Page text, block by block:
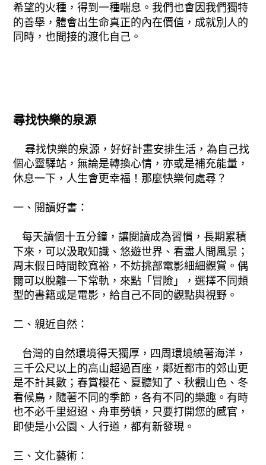
希望的火種，得到一種喘息。我們也會因我們獨特
的善舉，體會出生命真正的內在價值，成就別人的
同時，也間接的渡化自己。
尋找快樂的泉源
尋找快樂的泉源，好好計畫安排生活，為自己找
個心靈驛站，無論是轉換心情，亦或是補充能量，
休息一下，人生會更幸福！那麼快樂何處尋？
一、閱讀好書：
每天讀個十五分鐘，讓閱讀成為習慣，長期累積
下來，可以汲取知識、悠遊世界、看盡人間風景；
周末假日時間較寬裕，不妨挑部電影細細觀賞。偶
爾可以脫離一下常軌，來點「冒險」，選擇不同類
型的書籍或是電影，給自己不同的觀點與視野。
二、親近自然：
台灣的自然環境得天獨厚，四周環境繞著海洋，
三千公尺以上的高山超過百座，鄰近都市的郊山更
是不計其數；春賞櫻花、夏聽知了、秋觀山色、冬
看候鳥，隨著不同的季節，各有不同的樂趣。有時
也不必千里迢迢、舟車勞頓，只要打開您的感官，
即使是小公園、人行道，都有新發現。
三、文化藝術：